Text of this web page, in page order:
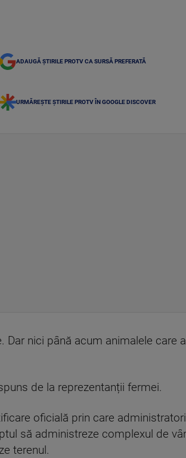
ADAUGĂ ȘTIRILE PROTV CA SURSĂ PREFERATĂ
URMĂREȘTE ȘTIRILE PROTV ÎN GOOGLE DISCOVER
nici până acum animalele care
de la reprezentanții fermei.
oficială prin care
să administreze complexul de
terenul.